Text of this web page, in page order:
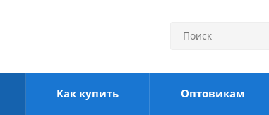
Как купить Оптовикам